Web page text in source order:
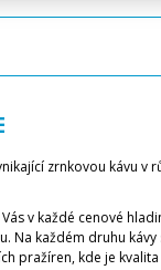
zrnkovou kávu v
v každé cenové
Na každém druhu
pražíren, kde je